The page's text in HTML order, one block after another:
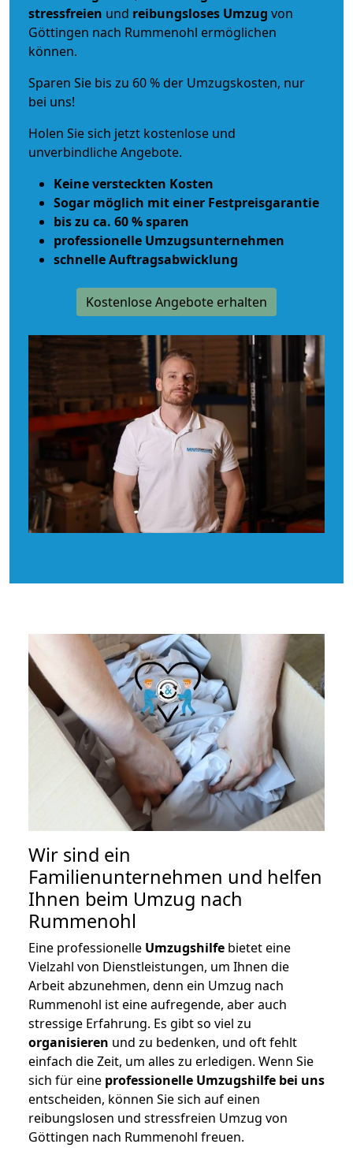
stressfreien und reibungsloses Umzug von
Göttingen nach Rummenohl ermöglichen
können.
Sparen Sie bis zu 60 % der Umzugskosten, nur
bei uns!
Holen Sie sich jetzt kostenlose und
unverbindliche Angebote.
Keine versteckten Kosten
Sogar möglich mit einer Festpreisgarantie
bis zu ca. 60 % sparen
professionelle Umzugsunternehmen
schnelle Auftragsabwicklung
Kostenlose Angebote erhalten
Wir sind ein
Familienunternehmen und helfen
Ihnen beim Umzug nach
Rummenohl
Eine professionelle Umzugshilfe bietet eine
Vielzahl von Dienstleistungen, um Ihnen die
Arbeit abzunehmen, denn ein Umzug nach
Rummenohl ist eine aufregende, aber auch
stressige Erfahrung. Es gibt so viel zu
organisieren und zu bedenken, und oft fehlt
einfach die Zeit, um alles zu erledigen. Wenn Sie
sich für eine professionelle Umzugshilfe bei uns
entscheiden, können Sie sich auf einen
reibungslosen und stressfreien Umzug von
Göttingen nach Rummenohl freuen.